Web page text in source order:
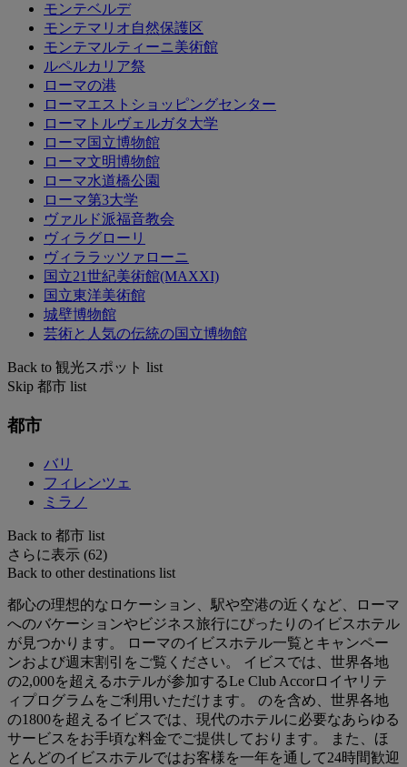
モンテベルデ
モンテマリオ自然保護区
モンテマルティーニ美術館
ルペルカリア祭
ローマの港
ローマエストショッピングセンター
ローマトルヴェルガタ大学
ローマ国立博物館
ローマ文明博物館
ローマ水道橋公園
ローマ第3大学
ヴァルド派福音教会
ヴィラグローリ
ヴィララッツァローニ
国立21世紀美術館(MAXXI)
国立東洋美術館
城壁博物館
芸術と人気の伝統の国立博物館
Back to 観光スポット list
Skip 都市 list
都市
バリ
フィレンツェ
ミラノ
Back to 都市 list
さらに表示 (62)
Back to other destinations list
都心の理想的なロケーション、駅や空港の近くなど、ローマ
へのバケーションやビジネス旅行にぴったりのイビスホテル
が見つかります。 ローマのイビスホテル一覧とキャンペー
ンおよび週末割引をご覧ください。 イビスでは、世界各地
の2,000を超えるホテルが参加するLe Club Accorロイヤリテ
ィプログラムをご利用いただけます。 のを含め、世界各地
の1800を超えるイビスでは、現代のホテルに必要なあらゆる
サービスをお手頃な料金でご提供しております。 また、ほ
とんどのイビスホテルではお客様を一年を通して24時間歓迎